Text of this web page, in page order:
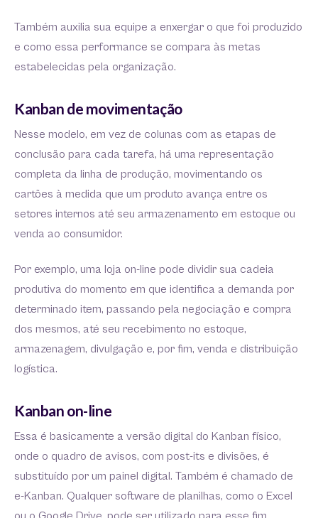
Também auxilia sua equipe a enxergar o que foi produzido
e como essa performance se compara às metas
estabelecidas pela organização.
Kanban de movimentação
Nesse modelo, em vez de colunas com as etapas de
conclusão para cada tarefa, há uma representação
completa da linha de produção, movimentando os
cartões à medida que um produto avança entre os
setores internos até seu armazenamento em estoque ou
venda ao consumidor.
Por exemplo, uma loja on-line pode dividir sua cadeia
produtiva do momento em que identifica a demanda por
determinado item, passando pela negociação e compra
dos mesmos, até seu recebimento no estoque,
armazenagem, divulgação e, por fim, venda e distribuição
logística.
Kanban on-line
Essa é basicamente a versão digital do Kanban físico,
onde o quadro de avisos, com post-its e divisões, é
substituído por um painel digital. Também é chamado de
e-Kanban. Qualquer software de planilhas, como o Excel